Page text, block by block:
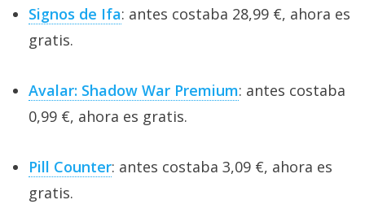
Signos de Ifa: antes costaba 28,99 €, ahora es
gratis.
Avalar: Shadow War Premium: antes costaba
0,99 €, ahora es gratis.
Pill Counter: antes costaba 3,09 €, ahora es
gratis.